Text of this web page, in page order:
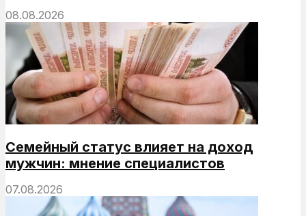
08.08.2026
Семейный статус влияет на доход
мужчин: мнение специалистов
07.08.2026